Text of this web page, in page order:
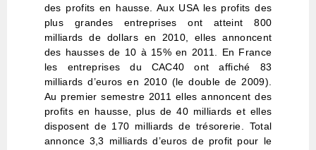
des profits en hausse. Aux USA les profits des
plus grandes entreprises ont atteint 800
milliards de dollars en 2010, elles annoncent
des hausses de 10 à 15% en 2011. En France
les entreprises du CAC40 ont affiché 83
milliards d’euros en 2010 (le double de 2009).
Au premier semestre 2011 elles annoncent des
profits en hausse, plus de 40 milliards et elles
disposent de 170 milliards de trésorerie. Total
annonce 3,3 milliards d’euros de profit pour le